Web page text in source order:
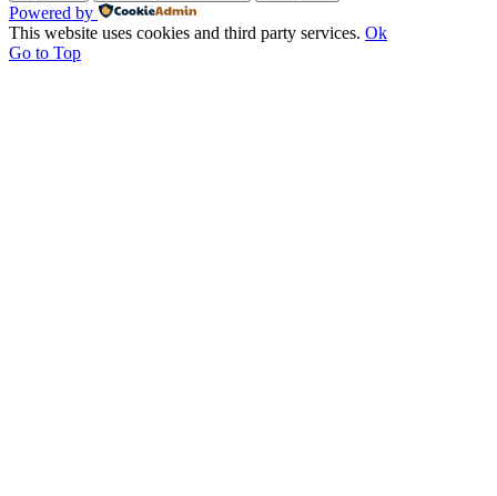
Powered by
This website uses cookies and third party services. Ok
Go to Top